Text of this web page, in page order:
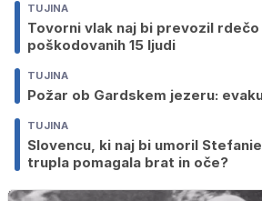
TUJINA
Tovorni vlak naj bi prevozil rdečo
poškodovanih 15 ljudi
TUJINA
Požar ob Gardskem jezeru:
TUJINA
Slovencu, ki naj bi umoril
trupla pomagala brat in oče?